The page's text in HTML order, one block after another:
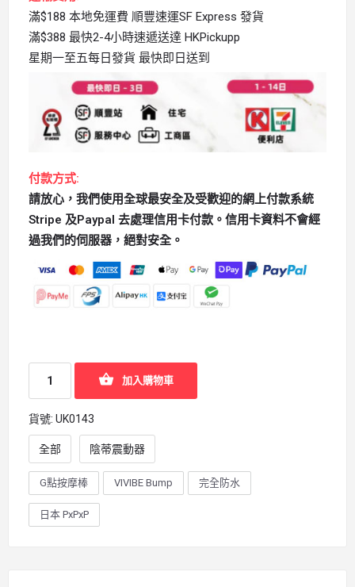
滿$188 本地免運費 順豐速運SF Express 發貨
滿$388 最快2-4小時速遞送達 HKPickupp
星期一至五每日發貨 最快即日送到
付款方式:
請放心，我們使用全球最安全及受歡迎的網上付款系統
Stripe 及Paypal 去處理信用卡付款。信用卡資料不會經
過我們的伺服器，絕對安全。
加入購物車
貨號: UK0143
全部 陰蒂震動器
G點按摩棒 VIVIBE Bump 完全防水
日本 PxPxP